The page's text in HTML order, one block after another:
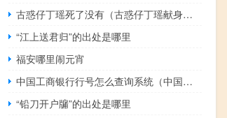
古惑仔丁瑶死了没有（古惑仔丁瑶献身未删减）
“江上送君归”的出处是哪里
福安哪里闹元宵
中国工商银行行号怎么查询系统（中国工商银行银行行号查询）
“铅刀开户牖”的出处是哪里